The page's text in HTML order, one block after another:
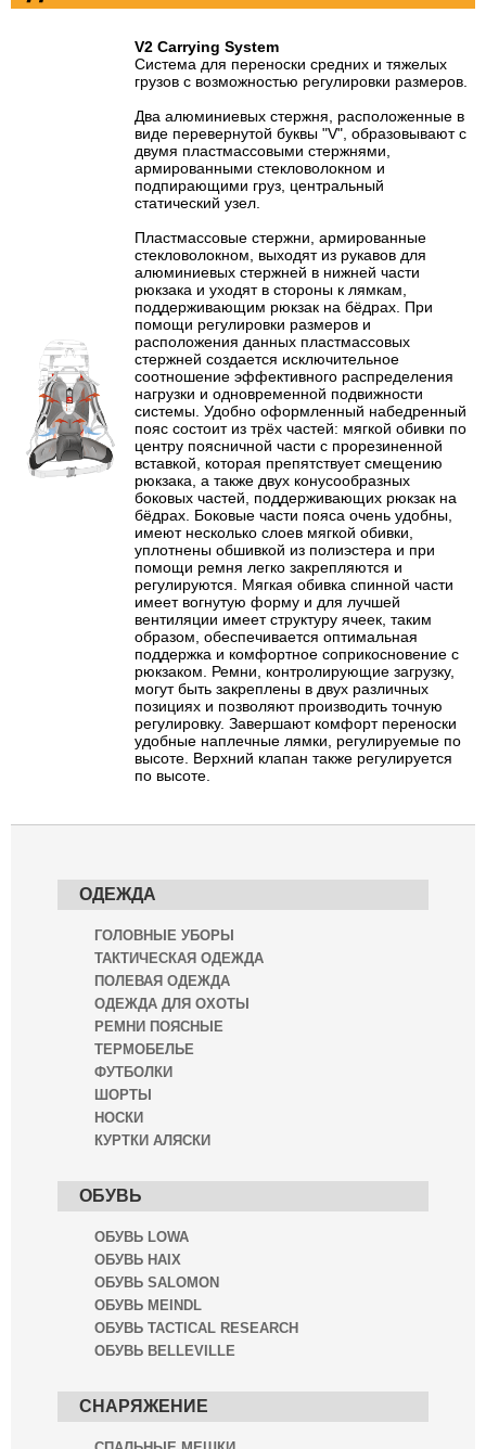
V2 Carrying System
Система для переноски средних и тяжелых
грузов с возможностью регулировки размеров.
Два алюминиевых стержня, расположенные в
виде перевернутой буквы "V", образовывают с
двумя пластмассовыми стержнями,
армированными стекловолокном и
подпирающими груз, центральный
статический узел.
Пластмассовые стержни, армированные
стекловолокном, выходят из рукавов для
алюминиевых стержней в нижней части
рюкзака и уходят в стороны к лямкам,
поддерживающим рюкзак на бёдрах. При
помощи регулировки размеров и
расположения данных пластмассовых
стержней создается исключительное
соотношение эффективного распределения
нагрузки и одновременной подвижности
системы. Удобно оформленный набедренный
пояс состоит из трёх частей: мягкой обивки по
центру поясничной части с прорезиненной
вставкой, которая препятствует смещению
рюкзака, а также двух конусообразных
боковых частей, поддерживающих рюкзак на
бёдрах. Боковые части пояса очень удобны,
имеют несколько слоев мягкой обивки,
уплотнены обшивкой из полиэстера и при
помощи ремня легко закрепляются и
регулируются. Мягкая обивка спинной части
имеет вогнутую форму и для лучшей
вентиляции имеет структуру ячеек, таким
образом, обеспечивается оптимальная
поддержка и комфортное соприкосновение с
рюкзаком. Ремни, контролирующие загрузку,
могут быть закреплены в двух различных
позициях и позволяют производить точную
регулировку. Завершают комфорт переноски
удобные наплечные лямки, регулируемые по
высоте. Верхний клапан также регулируется
по высоте.
ОДЕЖДА
ГОЛОВНЫЕ УБОРЫ
ТАКТИЧЕСКАЯ ОДЕЖДА
ПОЛЕВАЯ ОДЕЖДА
ОДЕЖДА ДЛЯ ОХОТЫ
РЕМНИ ПОЯСНЫЕ
ТЕРМОБЕЛЬЕ
ФУТБОЛКИ
ШОРТЫ
НОСКИ
КУРТКИ АЛЯСКИ
ОБУВЬ
ОБУВЬ LOWA
ОБУВЬ HAIX
ОБУВЬ SALOMON
ОБУВЬ MEINDL
ОБУВЬ TACTICAL RESEARCH
ОБУВЬ BELLEVILLE
СНАРЯЖЕНИЕ